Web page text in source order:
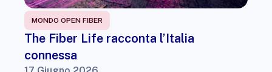
MONDO OPEN FIBER
The Fiber Life racconta l’Italia
connessa